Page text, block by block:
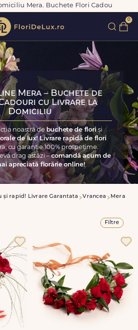
Mera. Buchete Flori Cadou
0
Mera – Buchete de
cu Livrare la
Domiciliu
noastră de buchete de floriși
de lux! Livrare rapidă de flori
cu garanție 100% prospețime.
drag astăzi –comandă acum de
apreciată florărie online!
și rapid! Livrare Garantata Vrancea Mera
Filtre